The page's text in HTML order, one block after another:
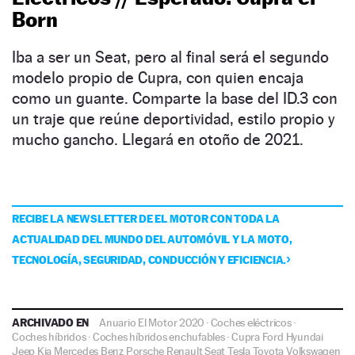
Born
Iba a ser un Seat, pero al final será el segundo
modelo propio de Cupra, con quien encaja
como un guante. Comparte la base del ID.3 con
un traje que reúne deportividad, estilo propio y
mucho gancho. Llegará en otoño de 2021.
RECIBE LA NEWSLETTER DE EL MOTOR CON TODA LA
ACTUALIDAD DEL MUNDO DEL AUTOMÓVIL Y LA MOTO,
TECNOLOGÍA, SEGURIDAD, CONDUCCIÓN Y EFICIENCIA.
ARCHIVADO EN Anuario El Motor 2020 ·Coches eléctricos·
Coches híbridos·Coches híbridos enchufables·Cupra Ford Hyundai
Jeep Kia Mercedes Benz Porsche RenaultSeatTeslaToyotaVolkswagen